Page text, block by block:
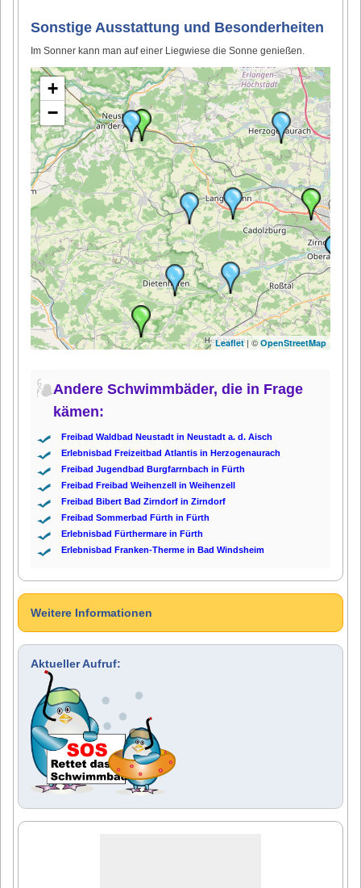
Sonstige Ausstattung und Besonderheiten
Im Sonner kann man auf einer Liegwiese die Sonne genießen.
+
−
Leaflet| © OpenStreetMap
Andere Schwimmbäder, die in Frage
kämen:
Freibad Waldbad Neustadt in Neustadt a. d. Aisch
Erlebnisbad Freizeitbad Atlantis in Herzogenaurach
Freibad Jugendbad Burgfarrnbach in Fürth
Freibad Freibad Weihenzell in Weihenzell
Freibad Bibert Bad Zirndorf in Zirndorf
Freibad Sommerbad Fürth in Fürth
Erlebnisbad Fürthermare in Fürth
Erlebnisbad Franken-Therme in Bad Windsheim
Weitere Informationen
Aktueller Aufruf: